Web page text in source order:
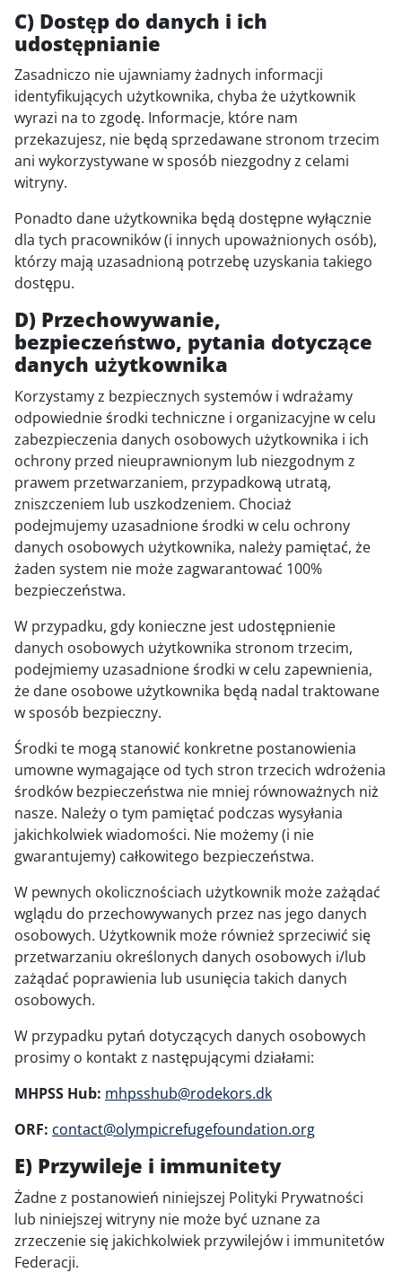
C) Dostęp do danych i ich
udostępnianie
Zasadniczo nie ujawniamy żadnych informacji
identyfikujących użytkownika, chyba że użytkownik
wyrazi na to zgodę. Informacje, które nam
przekazujesz, nie będą sprzedawane stronom trzecim
ani wykorzystywane w sposób niezgodny z celami
witryny.
Ponadto dane użytkownika będą dostępne wyłącznie
dla tych pracowników (i innych upoważnionych osób),
którzy mają uzasadnioną potrzebę uzyskania takiego
dostępu.
D) Przechowywanie,
bezpieczeństwo, pytania dotyczące
danych użytkownika
Korzystamy z bezpiecznych systemów i wdrażamy
odpowiednie środki techniczne i organizacyjne w celu
zabezpieczenia danych osobowych użytkownika i ich
ochrony przed nieuprawnionym lub niezgodnym z
prawem przetwarzaniem, przypadkową utratą,
zniszczeniem lub uszkodzeniem. Chociaż
podejmujemy uzasadnione środki w celu ochrony
danych osobowych użytkownika, należy pamiętać, że
żaden system nie może zagwarantować 100%
bezpieczeństwa.
W przypadku, gdy konieczne jest udostępnienie
danych osobowych użytkownika stronom trzecim,
podejmiemy uzasadnione środki w celu zapewnienia,
że dane osobowe użytkownika będą nadal traktowane
w sposób bezpieczny.
Środki te mogą stanowić konkretne postanowienia
umowne wymagające od tych stron trzecich wdrożenia
środków bezpieczeństwa nie mniej równoważnych niż
nasze. Należy o tym pamiętać podczas wysyłania
jakichkolwiek wiadomości. Nie możemy (i nie
gwarantujemy) całkowitego bezpieczeństwa.
W pewnych okolicznościach użytkownik może zażądać
wglądu do przechowywanych przez nas jego danych
osobowych. Użytkownik może również sprzeciwić się
przetwarzaniu określonych danych osobowych i/lub
zażądać poprawienia lub usunięcia takich danych
osobowych.
W przypadku pytań dotyczących danych osobowych
prosimy o kontakt z następującymi działami:
MHPSS Hub: mhpsshub@rodekors.dk
ORF: contact@olympicrefugefoundation.org
E) Przywileje i immunitety
Żadne z postanowień niniejszej Polityki Prywatności
lub niniejszej witryny nie może być uznane za
zrzeczenie się jakichkolwiek przywilejów i immunitetów
Federacji.